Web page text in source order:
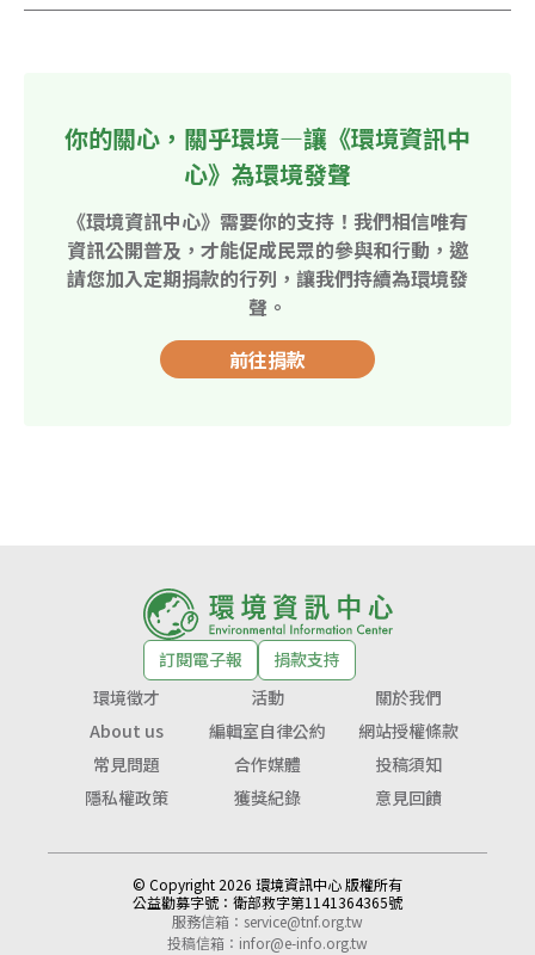
你的關心，關乎環境—讓《環境資訊中
心》為環境發聲
《環境資訊中心》需要你的支持！我們相信唯有
資訊公開普及，才能促成民眾的參與和行動，邀
請您加入定期捐款的行列，讓我們持續為環境發
聲。
前往捐款
訂閱電子報
捐款支持
環境徵才
活動
關於我們
About us
編輯室自律公約
網站授權條款
常見問題
合作媒體
投稿須知
隱私權政策
獲獎紀錄 意見回饋
© Copyright 2026 環境資訊中心 版權所有
公益勸募字號： 衛部救字第1141364365號
服務信箱： service@tnf.org.tw
投稿信箱： infor@e-info.org.tw